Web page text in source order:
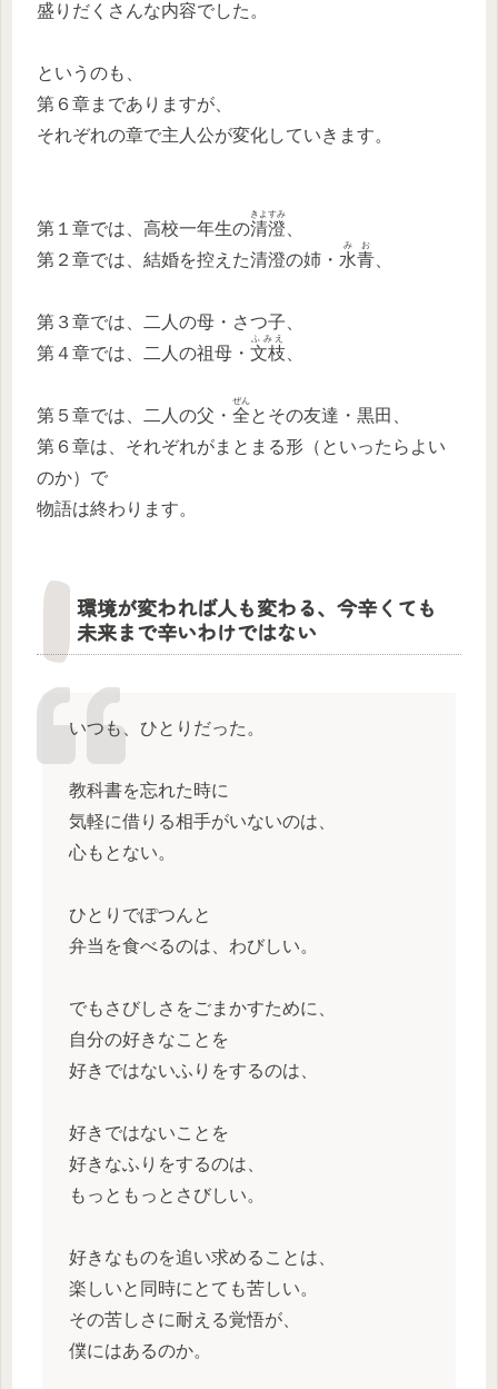
盛りだくさんな内容でした。
というのも、
第６章までありますが、
それぞれの章で主人公が変化していきます。
第１章では、高校一年生の清澄
きよすみ
第２章では、結婚を控えた清澄の姉・ 水青
みお
第３章では、二人の母・さつ子、
第４章では、二人の祖母・ 文枝
ふみえ
第５章では、二人の父・ 全
ぜん
とその友達・黒田、
第６章は、それぞれがまとまる形（といったらよい
のか）で
物語は終わります。
環境が変われば人も変わる、今辛くても
未来まで辛いわけではない
いつも、ひとりだった。
教科書を忘れた時に
気軽に借りる相手がいないのは、
心もとない。
ひとりでぽつんと
弁当を食べるのは、わびしい。
でもさびしさをごまかすために、
自分の好きなことを
好きではないふりをするのは、
好きではないことを
好きなふりをするのは、
もっともっとさびしい。
好きなものを追い求めることは、
楽しいと同時にとても苦しい。
その苦しさに耐える覚悟が、
僕にはあるのか。